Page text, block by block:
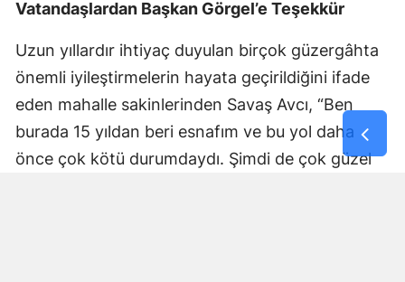
Vatandaşlardan Başkan Görgel’e Teşekkür
Uzun yıllardır ihtiyaç duyulan birçok güzergâhta
önemli iyileştirmelerin hayata geçirildiğini ifade
eden mahalle sakinlerinden Savaş Avcı, “Ben
burada 15 yıldan beri esnafım ve bu yol daha
önce çok kötü durumdaydı. Şimdi de çok güzel